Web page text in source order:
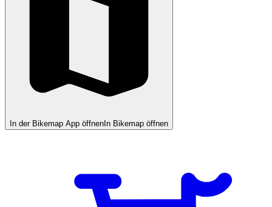
In der Bikemap App öffnen In Bikemap öffnen